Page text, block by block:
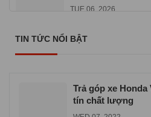
TUE 06, 2026
TIN TỨC NỔI BẬT
Trả góp xe Honda
tín chất lượng